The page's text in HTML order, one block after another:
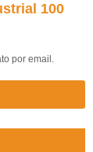
100
por email.